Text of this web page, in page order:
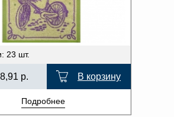
23 шт.
р. В корзину
Подробнее